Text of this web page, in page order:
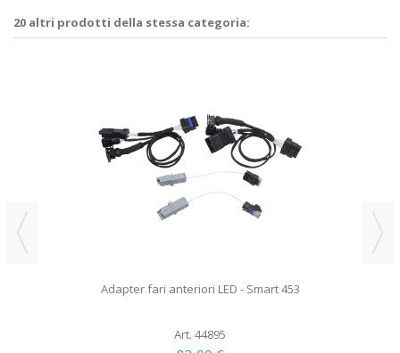
20 altri prodotti della stessa categoria:
Adapter fari anteriori LED - Smart 453
Art. 44895